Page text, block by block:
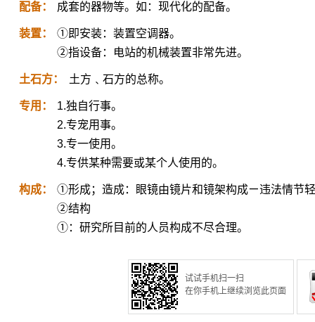
配备： 成套的器物等。如：现代化的配备。
装置：
①即安装：装置空调器。
②指设备：电站的机械装置非常先进。
土石方： 土方﹑石方的总称。
专用：
1.独自行事。
2.专宠用事。
3.专一使用。
4.专供某种需要或某个人使用的。
构成：
①形成；造成：眼镜由镜片和镜架构成ㄧ违法情节
②结构
①：研究所目前的人员构成不尽合理。
试试手机扫一扫
在你手机上继续浏览此页面